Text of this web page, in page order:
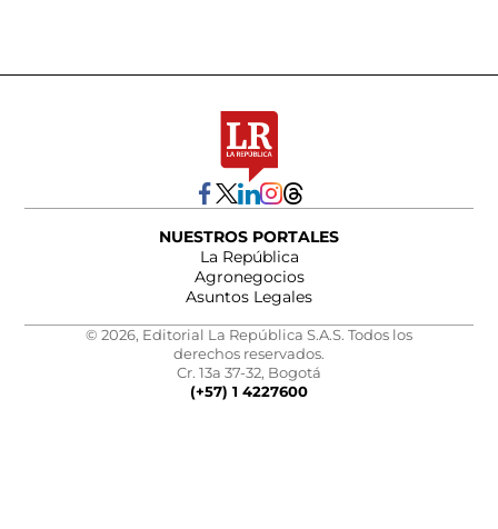
NUESTROS PORTALES
La República
Agronegocios
Asuntos Legales
© 2026, Editorial La República S.A.S. Todos los
derechos reservados.
Cr. 13a 37-32, Bogotá
(+57) 1 4227600